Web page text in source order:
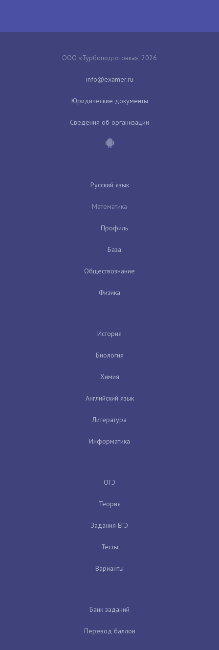
ООО «Турбоподготовка», 2026
Юридические документы
Сведения об организации
Русский язык
Математика
Профиль
База
Обществознание
Физика
История
Биология
Химия
Английский язык
Литература
Информатика
ОГЭ
Теория
Задания ЕГЭ
Тесты
Варианты
Банк заданий
Перевод баллов